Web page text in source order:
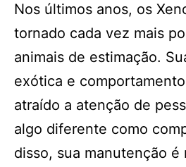
Nos últimos anos, os
tornado cada vez mais
animais de estimação.
exótica e
atraído a atenção de
algo diferente como
disso, sua manutenção é